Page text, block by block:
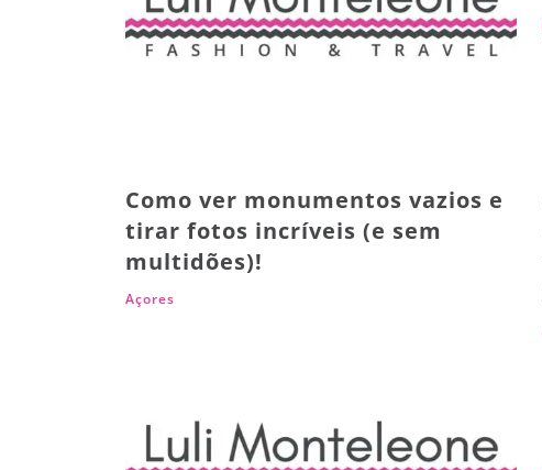
Como ver monumentos vazios e
tirar fotos incríveis (e sem
multidões)!
Açores